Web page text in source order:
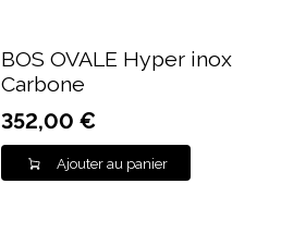
BOS OVALE Hyper inox
Carbone
352,00 €
Ajouter au panier